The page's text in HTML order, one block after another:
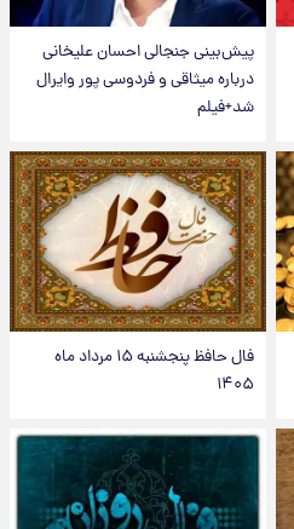
پیش‌بینی جنجالی احسان علیخانی
درباره میثاقی و فردوسی پور وایرال
شد+فیلم
فال حافظ پنجشنبه ۱۵ مرداد ماه
۱۴۰۵